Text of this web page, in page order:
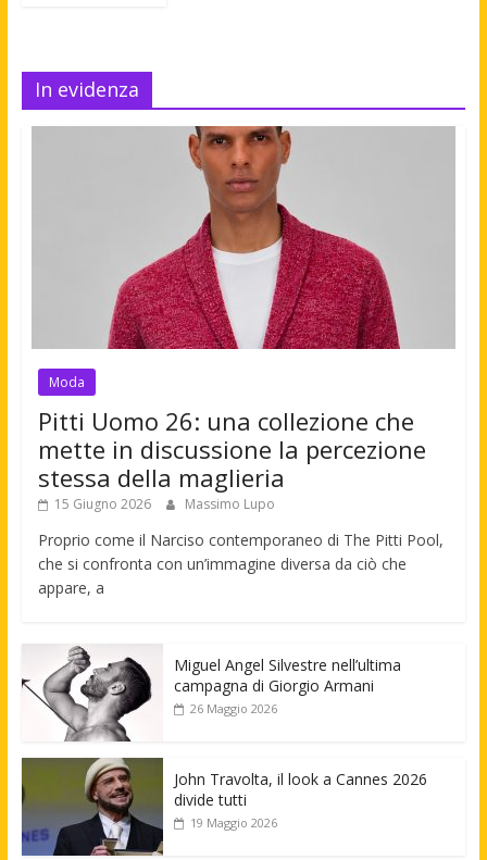
In evidenza
Moda
Pitti Uomo 26: una collezione che
mette in discussione la percezione
stessa della maglieria
15 Giugno 2026 Massimo Lupo
Proprio come il Narciso contemporaneo di The Pitti Pool,
che si confronta con un’immagine diversa da ciò che
appare, a
Miguel Angel Silvestre nell’ultima
campagna di Giorgio Armani
26 Maggio 2026
John Travolta, il look a Cannes 2026
divide tutti
19 Maggio 2026